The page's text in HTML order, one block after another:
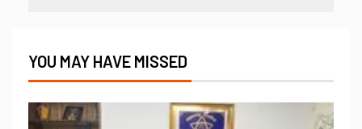
YOU MAY HAVE MISSED